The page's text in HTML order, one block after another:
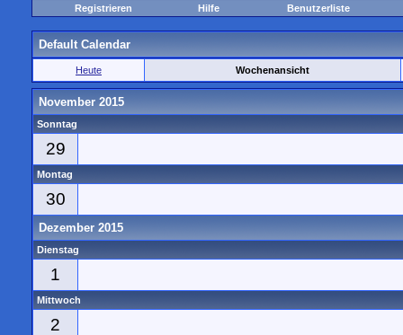
Registrieren Hilfe Benutzerliste
Default Calendar
Heute Wochenansicht
November 2015
Sonntag
29
Montag
30
Dezember 2015
Dienstag
1
Mittwoch
2